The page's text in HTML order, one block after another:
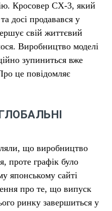
Кросовер CX-3, який
досі продавався у
свій життєвий
Виробництво моделі
зупиниться вже
це повідомляє
що виробництво
проте графік було
японському сайті
про те, що випуск
ринку завершиться у